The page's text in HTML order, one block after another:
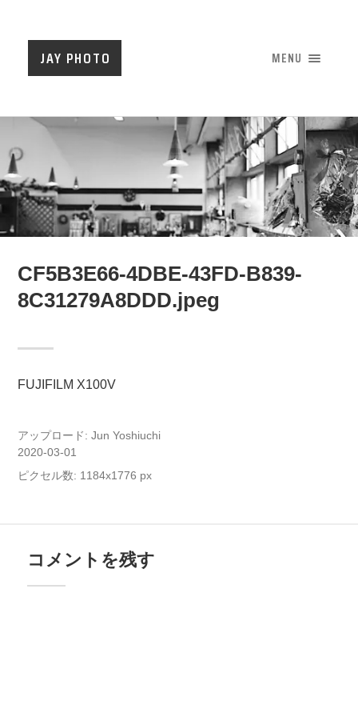
JAY PHOTO MENU
CF5B3E66-4DBE-43FD-B839-
8C31279A8DDD.jpeg
FUJIFILM X100V
アップロード:Jun Yoshiuchi
2020-03-01
ピクセル数: 1184x1776 px
コメントを残す